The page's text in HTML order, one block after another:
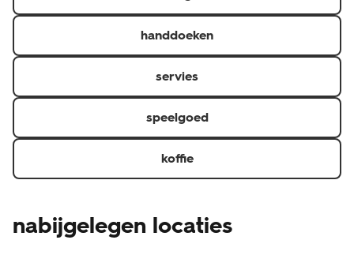
handdoeken
servies
speelgoed
koffie
nabijgelegen locaties